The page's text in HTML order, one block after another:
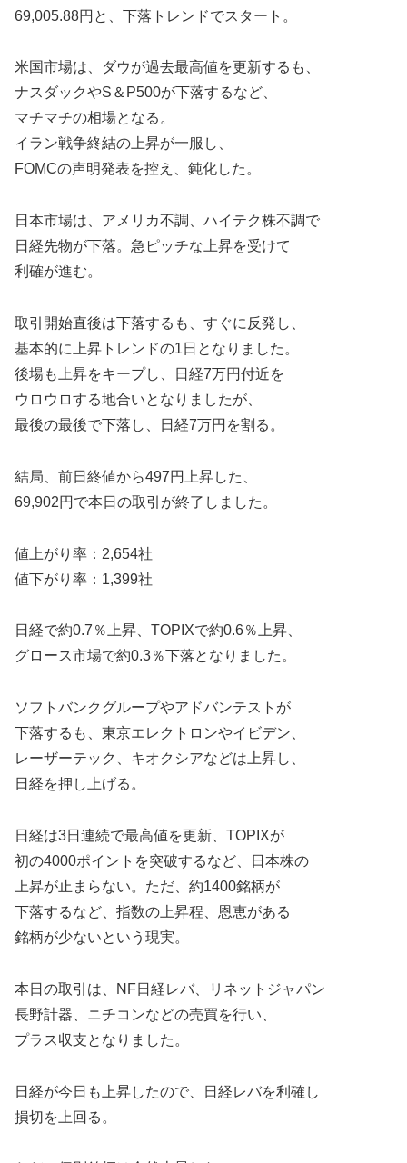
69,005.88円と、下落トレンドでスタート。
米国市場は、ダウが過去最高値を更新するも、
ナスダックやS＆P500が下落するなど、
マチマチの相場となる。
イラン戦争終結の上昇が一服し、
FOMCの声明発表を控え、鈍化した。
日本市場は、アメリカ不調、ハイテク株不調で
日経先物が下落。急ピッチな上昇を受けて
利確が進む。
取引開始直後は下落するも、すぐに反発し、
基本的に上昇トレンドの1日となりました。
後場も上昇をキープし、日経7万円付近を
ウロウロする地合いとなりましたが、
最後の最後で下落し、日経7万円を割る。
結局、前日終値から497円上昇した、
69,902円で本日の取引が終了しました。
値上がり率：2,654社
値下がり率：1,399社
日経で約0.7％上昇、TOPIXで約0.6％上昇、
グロース市場で約0.3％下落となりました。
ソフトバンクグループやアドバンテストが
下落するも、東京エレクトロンやイビデン、
レーザーテック、キオクシアなどは上昇し、
日経を押し上げる。
日経は3日連続で最高値を更新、TOPIXが
初の4000ポイントを突破するなど、日本株の
上昇が止まらない。ただ、約1400銘柄が
下落するなど、指数の上昇程、恩恵がある
銘柄が少ないという現実。
本日の取引は、NF日経レバ、リネットジャパン
長野計器、ニチコンなどの売買を行い、
プラス収支となりました。
日経が今日も上昇したので、日経レバを利確し
損切を上回る。